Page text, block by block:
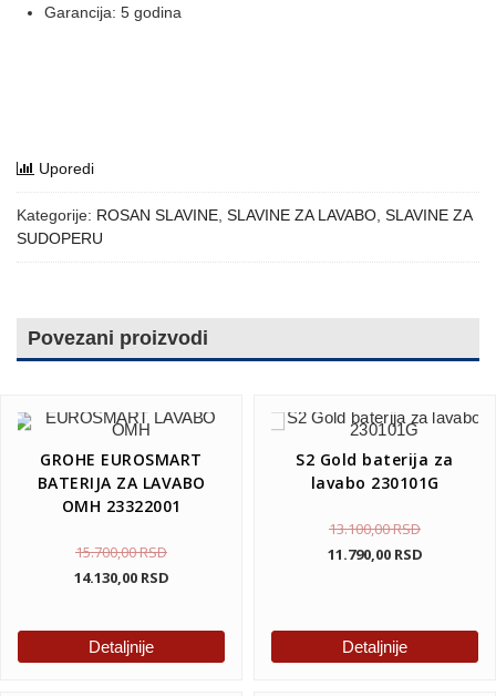
Garancija: 5 godina
Uporedi
Kategorije: ROSAN SLAVINE SLAVINE ZA LAVABO SLAVINE ZA
SUDOPERU
Povezani proizvodi
GROHE EUROSMART
BATERIJA ZA LAVABO
OMH 23322001
15.700,00RSD
14.130,00 RSD
Detaljnije
S2 Gold baterija za
lavabo 230101G
13.100,00RSD
11.790,00 RSD
Detaljnije